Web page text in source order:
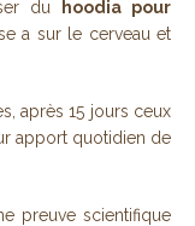
du
hoodia pour
a sur le cerveau et
après 15 jours ceux
apport quotidien de
preuve scientifique